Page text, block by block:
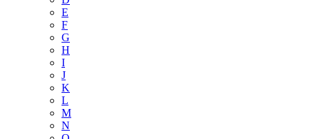
E
F
G
H
I
J
K
L
M
N